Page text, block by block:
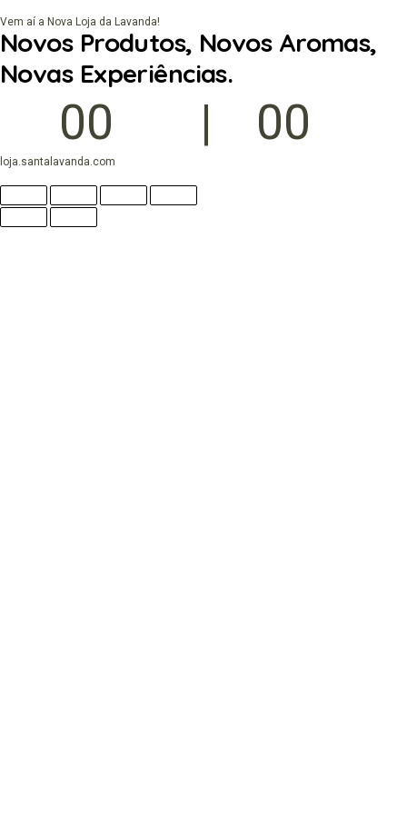
Vem aí a Nova Loja da Lavanda!
Novos Produtos, Novos Aromas,
Novas Experiências.
00 00
loja.santalavanda.com